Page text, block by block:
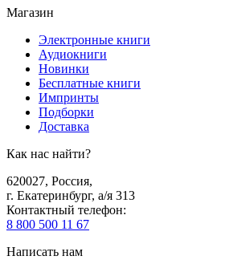
Магазин
Электронные книги
Аудиокниги
Новинки
Бесплатные книги
Импринты
Подборки
Доставка
Как нас найти?
620027, Россия,
г. Екатеринбург, а/я 313
Контактный телефон:
8 800 500 11 67
Написать нам